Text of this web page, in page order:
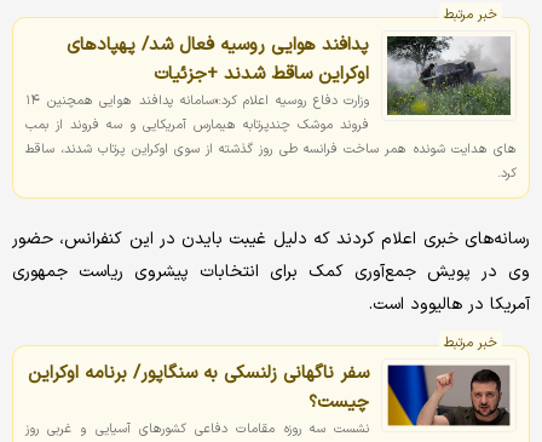
خبر مرتبط
پدافند هوایی روسیه فعال شد/ پهپادهای
اوکراین ساقط شدند +جزئیات
وزارت دفاع روسیه اعلام کرد:«سامانه پدافند هوایی همچنین ۱۴
فروند موشک چندپرتابه هیمارس آمریکایی و سه فروند از بمب
های هدایت شونده همر ساخت فرانسه طی روز گذشته از سوی اوکراین پرتاب شدند، ساقط
کرد.
رسانه‌های خبری اعلام کردند که دلیل غیبت بایدن در این کنفرانس، حضور
وی در پویش جمع‌آوری کمک برای انتخابات پیشروی ریاست جمهوری
آمریکا در هالیوود است.
خبر مرتبط
سفر ناگهانی زلنسکی به سنگاپور/ برنامه اوکراین
چیست؟
نشست سه روزه مقامات دفاعی کشورهای آسیایی و غربی روز